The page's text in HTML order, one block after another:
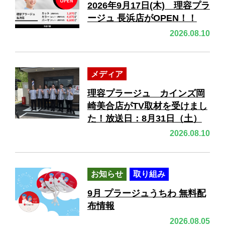
2026.08.10
2026年9月17日(木) 理容プラ
ージュ 長浜店がOPEN！！
メディア
2026.08.10
理容プラージュ カインズ岡
崎美合店がTV取材を受けまし
た！放送日：8月31日（土）
お知らせ 取り組み
2026.08.05
9月 プラージュうちわ 無料配
布情報